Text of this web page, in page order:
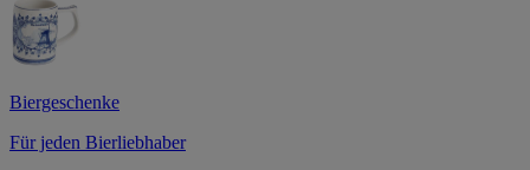
Biergeschenke
Für jeden Bierliebhaber